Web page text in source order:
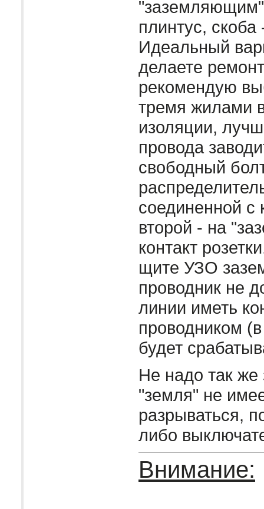
"заземляющим"
плинтус, скоба
Идеальный
делаете
рекомендую
тремя жилами
изоляции,
провода
свободный
соединенной с
второй - на
контакт
щите УЗО
проводник не
линии иметь
проводником
будет
Не надо так же
"земля" не
разрываться,
либо
Внимание: